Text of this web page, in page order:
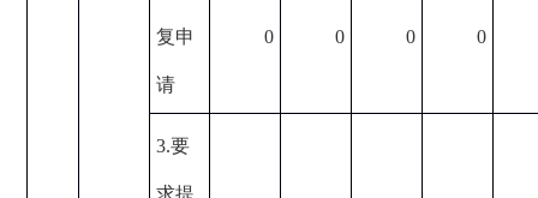
复申
请
0 0 0 0
3.要
求提